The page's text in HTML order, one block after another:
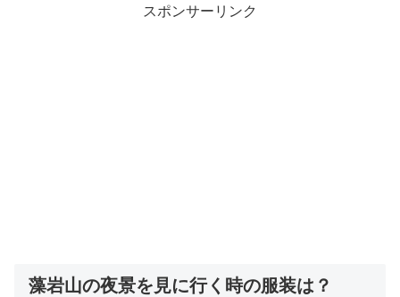
スポンサーリンク
藻岩山の夜景を見に行く時の服装は？